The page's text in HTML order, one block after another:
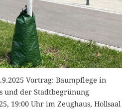
Vortrag: Baumpflege in
und der Stadtbegrünung
19:00 Uhr im Zeughaus, Hollsaal